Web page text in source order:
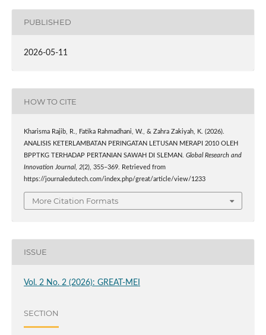
PUBLISHED
2026-05-11
HOW TO CITE
Kharisma Rajib, R., Fatika Rahmadhani, W., & Zahra Zakiyah, K. (2026).
ANALISIS KETERLAMBATAN PERINGATAN LETUSAN MERAPI 2010 OLEH
BPPTKG TERHADAP PERTANIAN SAWAH DI SLEMAN. Global Research and
Innovation Journal, 2(2), 355–369. Retrieved from
https://journaledutech.com/index.php/great/article/view/1233
More Citation Formats
ISSUE
Vol. 2 No. 2 (2026): GREAT-MEI
SECTION